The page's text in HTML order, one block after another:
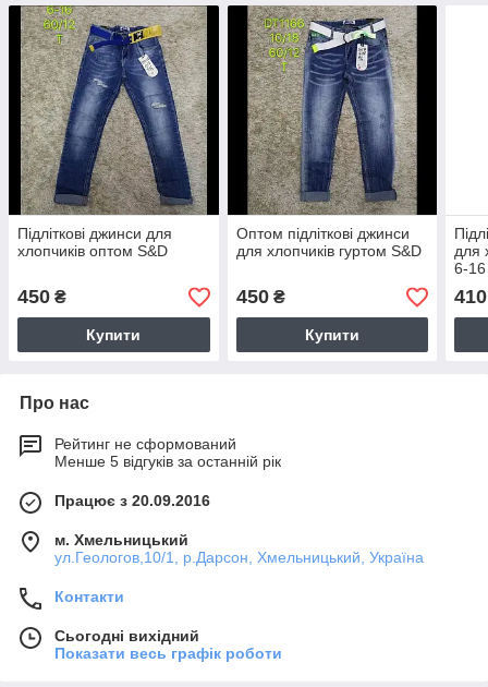
Підліткові джинси для
хлопчиків оптом S&D
450 ₴
Купити
Оптом підліткові джинси
для хлопчиків гуртом S&D
450₴
Купити
для
6-16
410
Про нас
Рейтинг не сформований
Менше 5 відгуків за останній рік
Працює з 20.09.2016
м. Хмельницький
ул.Геологов,10/1, р.Дарсон, Хмельницький, Україна
Контакти
Сьогодні вихідний
Показати весь графік роботи